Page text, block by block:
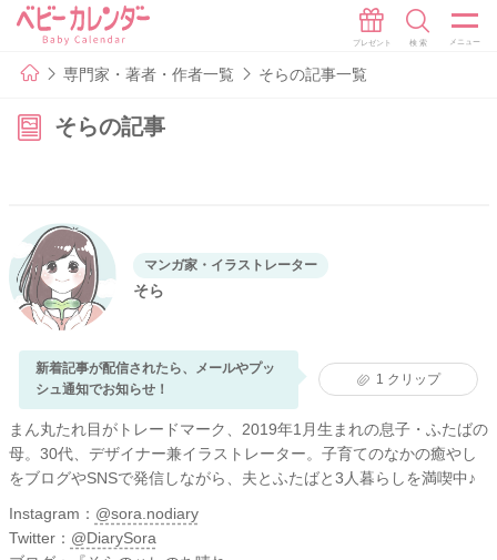
専門家・著者・作者一覧 そらの記事一覧
そらの記事
マンガ家・イラストレーター
そら
新着記事が配信されたら、メールやプッ
シュ通知でお知らせ！
1 クリップ
まん丸たれ目がトレードマーク、2019年1月生まれの息子・ふたばの
母。30代、デザイナー兼イラストレーター。子育てのなかの癒やし
をブログやSNSで発信しながら、夫とふたばと3人暮らしを満喫中♪
Instagram： @sora.nodiary
Twitter： @DiarySora